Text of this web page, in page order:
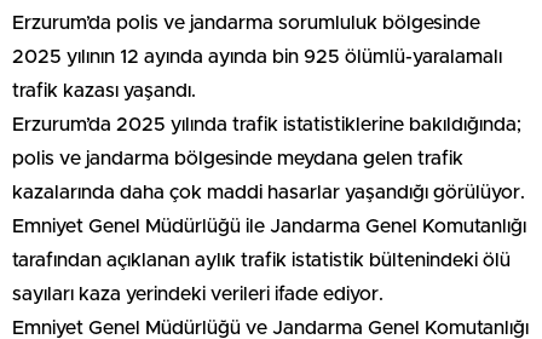
Erzurum’da polis ve jandarma sorumluluk bölgesinde
2025 yılının 12 ayında ayında bin 925 ölümlü-yaralamalı
trafik kazası yaşandı.
Erzurum’da 2025 yılında trafik istatistiklerine bakıldığında;
polis ve jandarma bölgesinde meydana gelen trafik
kazalarında daha çok maddi hasarlar yaşandığı görülüyor.
Emniyet Genel Müdürlüğü ile Jandarma Genel Komutanlığı
tarafından açıklanan aylık trafik istatistik bültenindeki ölü
sayıları kaza yerindeki verileri ifade ediyor.
Emniyet Genel Müdürlüğü ve Jandarma Genel Komutanlığı